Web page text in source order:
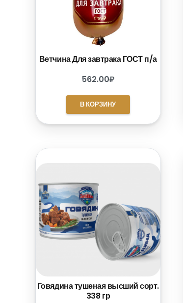
Ветчина Для завтрака ГОСТ п/а
562.00₽
В КОРЗИНУ
Говядина тушеная высший сорт.
338 гр